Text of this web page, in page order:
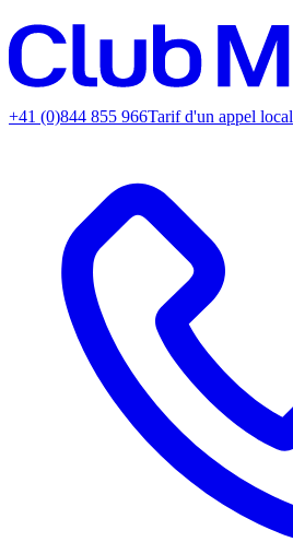
+41 (0)844 855 966Tarif d'un appel local